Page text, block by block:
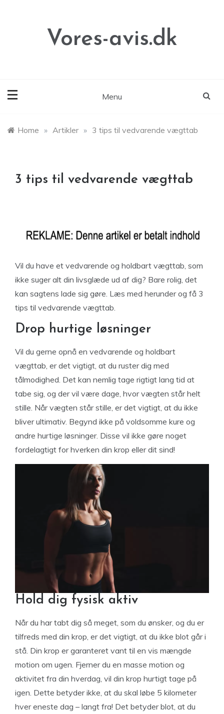
Vores-avis.dk
Menu
Home » Artikler » 3 tips til vedvarende vægttab
3 tips til vedvarende vægttab
Vil du have et vedvarende og holdbart vægttab, som
ikke suger alt din livsglæde ud af dig? Bare rolig, det
kan sagtens lade sig gøre. Læs med herunder og få 3
tips til vedvarende vægttab.
Drop hurtige løsninger
Vil du gerne opnå en vedvarende og holdbart
vægttab, er det vigtigt, at du ruster dig med
tålmodighed. Det kan nemlig tage rigtigt lang tid at
tabe sig, og der vil være dage, hvor vægten står helt
stille. Når vægten står stille, er det vigtigt, at du ikke
bliver ultimativ. Begynd ikke på voldsomme kure og
andre hurtige løsninger. Disse vil ikke gøre noget
fordelagtigt for hverken din krop eller dit sind!
Hold dig fysisk aktiv
Når du har tabt dig så meget, som du ønsker, og du er
tilfreds med din krop, er det vigtigt, at du ikke blot går i
stå. Din krop er garanteret vant til en vis mængde
motion om ugen. Fjerner du en masse motion og
aktivitet fra din hverdag, vil din krop hurtigt tage på
igen. Dette betyder ikke, at du skal løbe 5 kilometer
hver eneste dag – langt fra! Det betyder blot, at du